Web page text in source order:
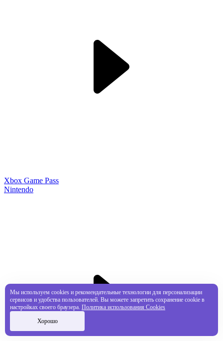
Xbox Game Pass
Nintendo
Мы используем cookies и рекомендательные технологии для персонализации
сервисов и удобства пользователей. Вы можете запретить сохранение cookie в
настройках своего браузера. Политика использования Cookies
Хорошо